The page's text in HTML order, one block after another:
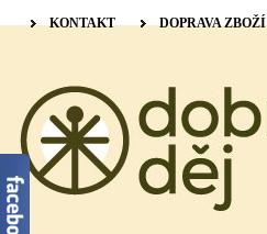
KONTAKT DOPRAVA ZBOŽÍ